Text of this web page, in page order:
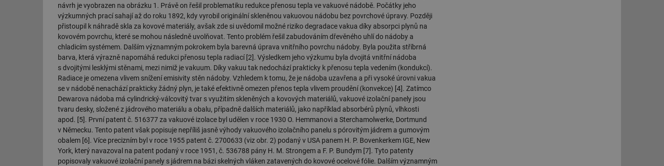
návrh je vyobrazen na obrázku 1. Právě on řešil problematiku redukce přenosu tepla ve vakuové nádobě. Počátky jeho
výzkumných prací sahají až do roku 1892, kdy vyrobil originální skleněnou vakuovou nádobu bez povrchové úpravy. Později
přistoupil k náhradě skla za kovové materiály, avšak zde si uvědomil možné riziko degradace vakua díky absorpci plynů na
kovovém povrchu, které se mohou následně uvolňovat. Tento problém řešil zabudováním dřevěného uhlí do nádoby a
chladicím systémem. Dalším významným pokrokem byla barevná úprava vnitřního povrchu nádoby. Byla použita stříbrná
barva, která výrazně napomáhá redukci přenosu tepla radiací [2]. Výsledkem jeho výzkumu byla dvojitá vnitřní nádoba
s dvojitými lesklými stěnami, mezi nimiž je vakuum. Díky vakuu tak nedochází prakticky k přenosu tepla vedením (kondukcí).
Radiace je omezena vlivem snížení emisivity stěn nádoby. Vzhledem k tomu, že je nádoba uzavřena a při vysoké úrovni vakua
se v nádobě nenachází prakticky žádný plyn, je také efektivně omezen přenos tepla vlivem proudění (konvekce) [4]. Zatímco
Dewarova nádoba má cylindrický-válcovitý tvar s využitím skleněných a kovových materiálů, vakuové izolační panely jsou
tvaru desky, složené z jádrového materiálu a obalu, případně dalších materiálů, jako například absorbérů plynů, vlhkosti
apod. [5]. První patent č. 516377 za vakuové izolace byl udělen v roce 1930 O. Hemmanovi a Sterchamolwerke, Dortmund
v Německu. Tento patent však popisuje nepříliš jasně výhody vakuového izolačního panelu s pórovitým jádrem a gumovým
obalem [6]. Více precizním byl v roce 1955 patent č. 2700633 (viz obr. 2) podaný v USA panem H. P. Bovenkerkem IGE, New
York, který navazoval na patent podaný v roce 1951, č. 536788 pány H. M. Strongem a F. P. Bundym [7]. Tyto patenty
popisovaly vakuové izolační panely s jádrem na bázi skelných vláken zatavených do kovové ocelové fólie. Dalším významným